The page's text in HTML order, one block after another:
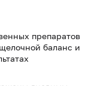
препаратов
баланс и